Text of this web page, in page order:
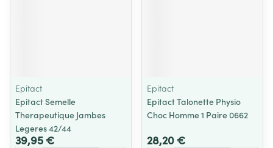
Epitact
Epitact Semelle
Therapeutique Jambes
Legeres 42/44
39,95 €
Epitact
Epitact Talonette Physio
Choc Homme 1 Paire 0662
28,20 €